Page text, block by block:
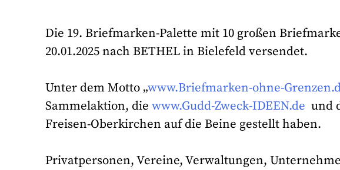
Die 19. Briefmarken-Palette mit 10 großen
20.01.2025 nach BETHEL in Bielefeld versendet.
Unter dem Motto „www.Briefmarken-ohne-
Sammelaktion, diewww.Gudd-Zweck-IDEEN.de und
Freisen-Oberkirchen auf die Beine gestellt haben.
Privatpersonen, Vereine, Verwaltungen,